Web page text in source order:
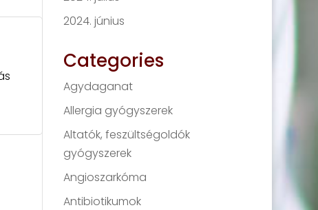
2024. június
Categories
Agydaganat
Allergia gyógyszerek
Altatók, feszültségoldók
gyógyszerek
Angioszarkóma
Antibiotikumok